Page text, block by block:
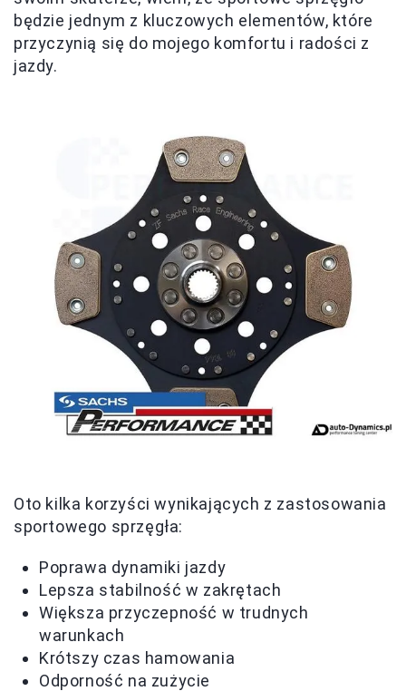
będzie jednym z kluczowych elementów, które
przyczynią się do mojego komfortu i radości z
jazdy.
Oto kilka korzyści wynikających z zastosowania
sportowego sprzęgła:
Poprawa dynamiki jazdy
Lepsza stabilność w zakrętach
Większa przyczepność w trudnych
warunkach
Krótszy czas hamowania
Odporność na zużycie